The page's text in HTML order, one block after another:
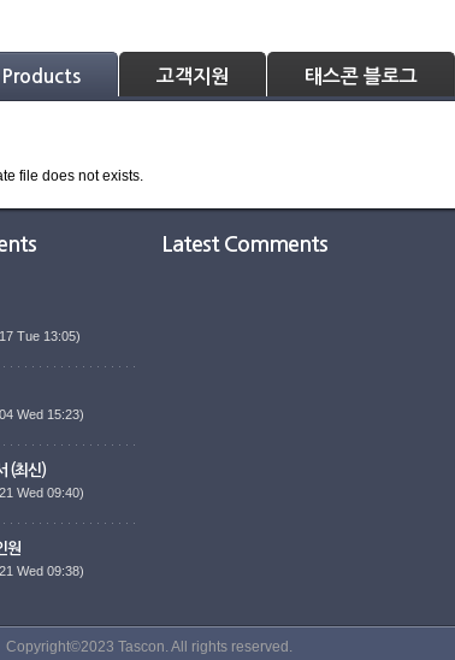
Products 고객지원 태스콘 블로그
file does not exists.
Tue 13:05)
Wed 15:23)
(최신)
Wed 09:40)
원
Wed 09:38)
Latest Comments
Copyright©2023 Tascon. All rights reserved.